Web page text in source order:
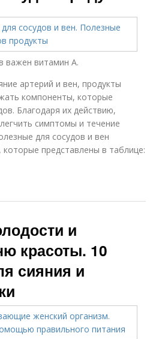
важен витамин А.
артерий и вен, продукты
компоненты, которые
Благодаря их действию,
симптомы и течение
для сосудов и вен
представлены в таблице:
и
красоты. 10
сияния и